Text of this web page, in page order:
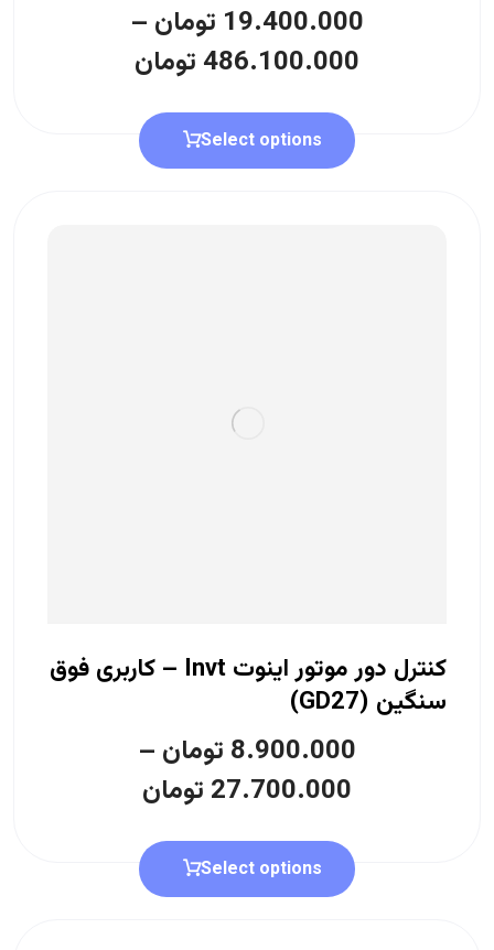
19.400.000 تومان –
486.100.000 تومان
Select options
کنترل دور موتور اینوت Invt – کاربری فوق
سنگین (GD27)
8.900.000 تومان –
27.700.000 تومان
Select options